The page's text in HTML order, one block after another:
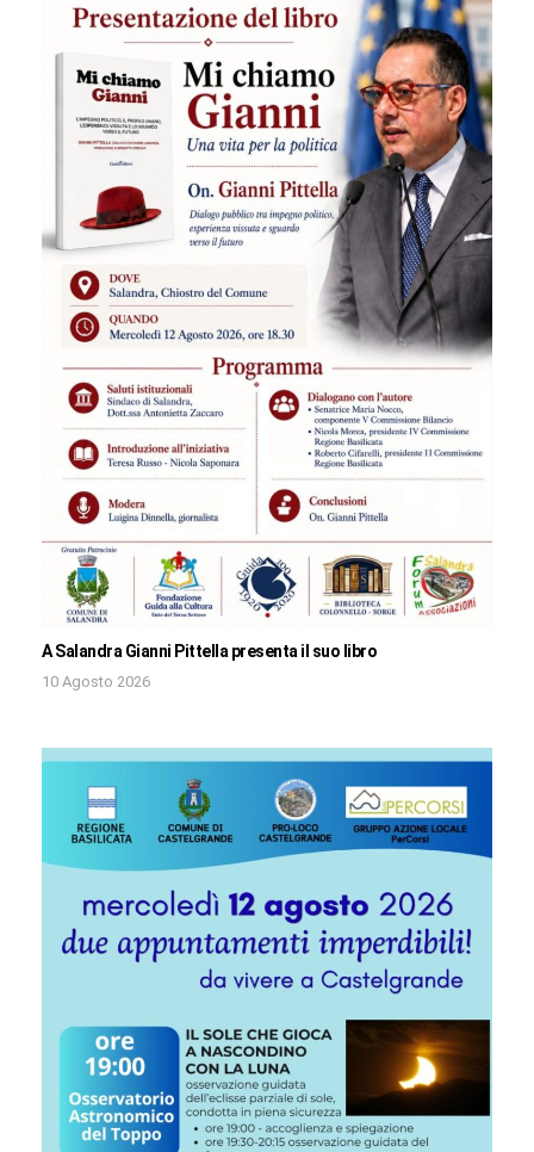
A Salandra Gianni Pittella presenta il suo libro
10 Agosto 2026